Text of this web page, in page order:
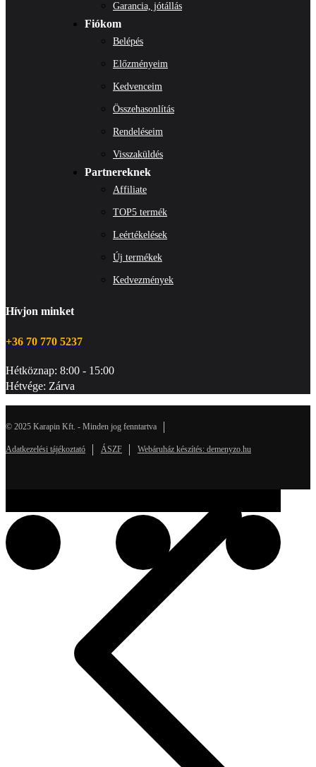
Garancia, jótállás
Fiókom
Belépés
Előzményeim
Kedvenceim
Összehasonlítás
Rendeléseim
Visszaküldés
Partnereknek
Affiliate
TOP5 termék
Leértékelések
Új termékek
Kedvezmények
Hívjon minket
+36 70 770 5237
Hétköznap: 8:00 - 15:00
Hétvége: Zárva
© 2025 Karapin Kft. - Minden jog fenntartva
Adatkezelési tájékoztató ÁSZF Webáruház készítés: demenyzo.hu